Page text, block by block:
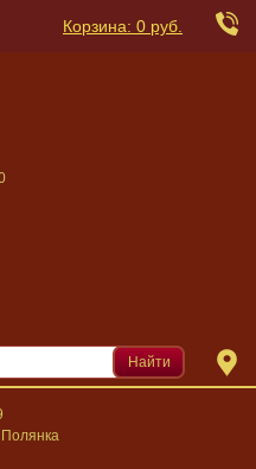
Корзина: 0 руб.
Найти